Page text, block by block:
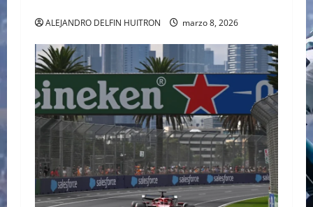
ALEJANDRO DELFIN HUITRON marzo 8, 2026